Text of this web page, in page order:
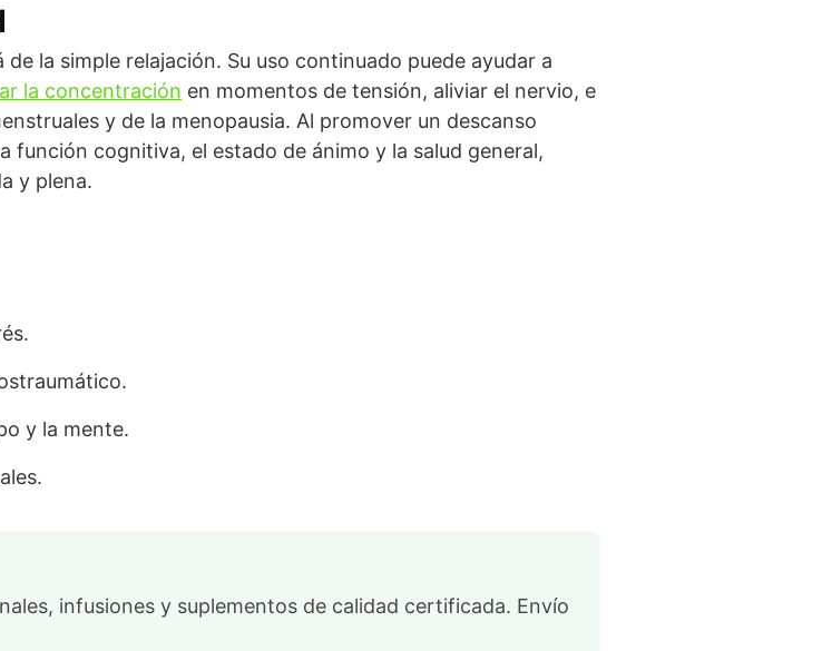
la simple relajación. Su uso continuado puede ayudar a
la concentración en momentos de tensión, aliviar el nervio, e
y de la menopausia. Al promover un descanso
cognitiva, el estado de ánimo y la salud general,
y plena.
y la mente.
infusiones y suplementos de calidad certificada. Envío